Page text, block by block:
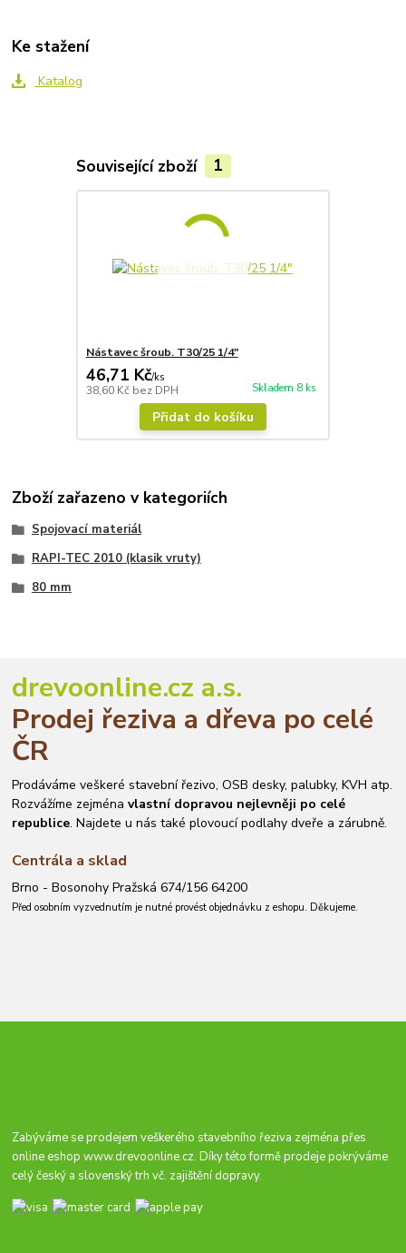
Ke stažení
Katalog
Související zboží 1
Nástavec šroub. T30/25 1/4"
46,71 Kč/ks
38,60 Kč bez DPH Skladem 8 ks
Přidat do košíku
Zboží zařazeno v kategoriích
Spojovací materiál
RAPI-TEC 2010 (klasik vruty)
80 mm
drevoonline.cz a.s.
Prodej řeziva a dřeva po celé
ČR
Prodáváme veškeré stavební řezivo, OSB desky, palubky, KVH atp.
Rozvážíme zejménavlastní dopravou nejlevněji po celé
republice. Najdete u nás také plovoucí podlahy dveře a zárubně.
Centrála a sklad
Brno - Bosonohy Pražská 674/156 64200
Před osobním vyzvednutím je nutné provést objednávku z eshopu. Děkujeme.
Zabýváme se prodejem veškerého stavebního řeziva zejména přes
online eshopwww.drevoonline.cz. Díky této formě prodeje pokrýváme
celý český a slovenský trh vč. zajištění dopravy.